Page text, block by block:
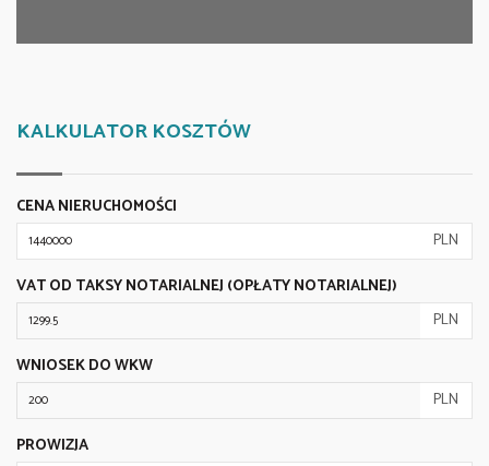
KALKULATOR KOSZTÓW
CENA NIERUCHOMOŚCI
PLN
VAT OD TAKSY NOTARIALNEJ (OPŁATY NOTARIALNEJ)
PLN
WNIOSEK DO WKW
PLN
PROWIZJA